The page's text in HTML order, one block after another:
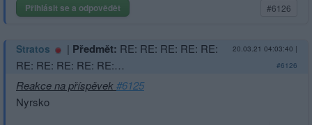
Přihlásit se a odpovědět #6126
Stratos | Předmět: RE: RE: RE: RE: RE:
RE: RE: RE: RE: RE:…
20.03.21 04:03:40 |
#6126
Reakce na příspěvek#6125
Nyrsko